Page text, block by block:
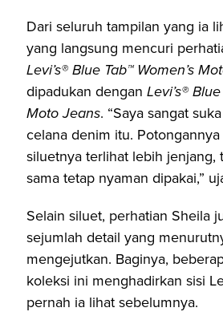
Dari seluruh tampilan yang ia
yang langsung mencuri
Levi’s® Blue Tab™ Women’s
dipadukan dengan Levi’s®
Moto Jeans. “Saya sangat
celana denim itu.
siluetnya terlihat lebih jenjang,
sama tetap nyaman dipakai,”
Selain siluet, perhatian Sheila
sejumlah detail yang
mengejutkan. Baginya,
koleksi ini menghadirkan sisi
pernah ia lihat sebelumnya.